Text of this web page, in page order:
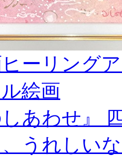
ーリング
絵画
しあわせ』
うれしい